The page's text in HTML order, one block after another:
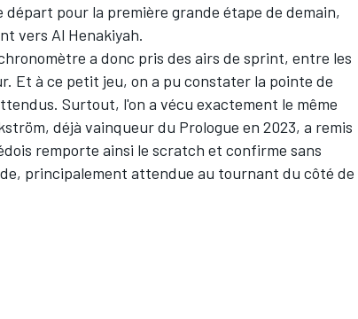
pour la première grande étape de demain,
vers Al Henakiyah.
a donc pris des airs de sprint, entre les
Et à ce petit jeu, on a pu constater la pointe de
Surtout, l'on a vécu exactement le même
déjà vainqueur du Prologue en 2023, a remis
remporte ainsi le scratch et confirme sans
principalement attendue au tournant du côté de